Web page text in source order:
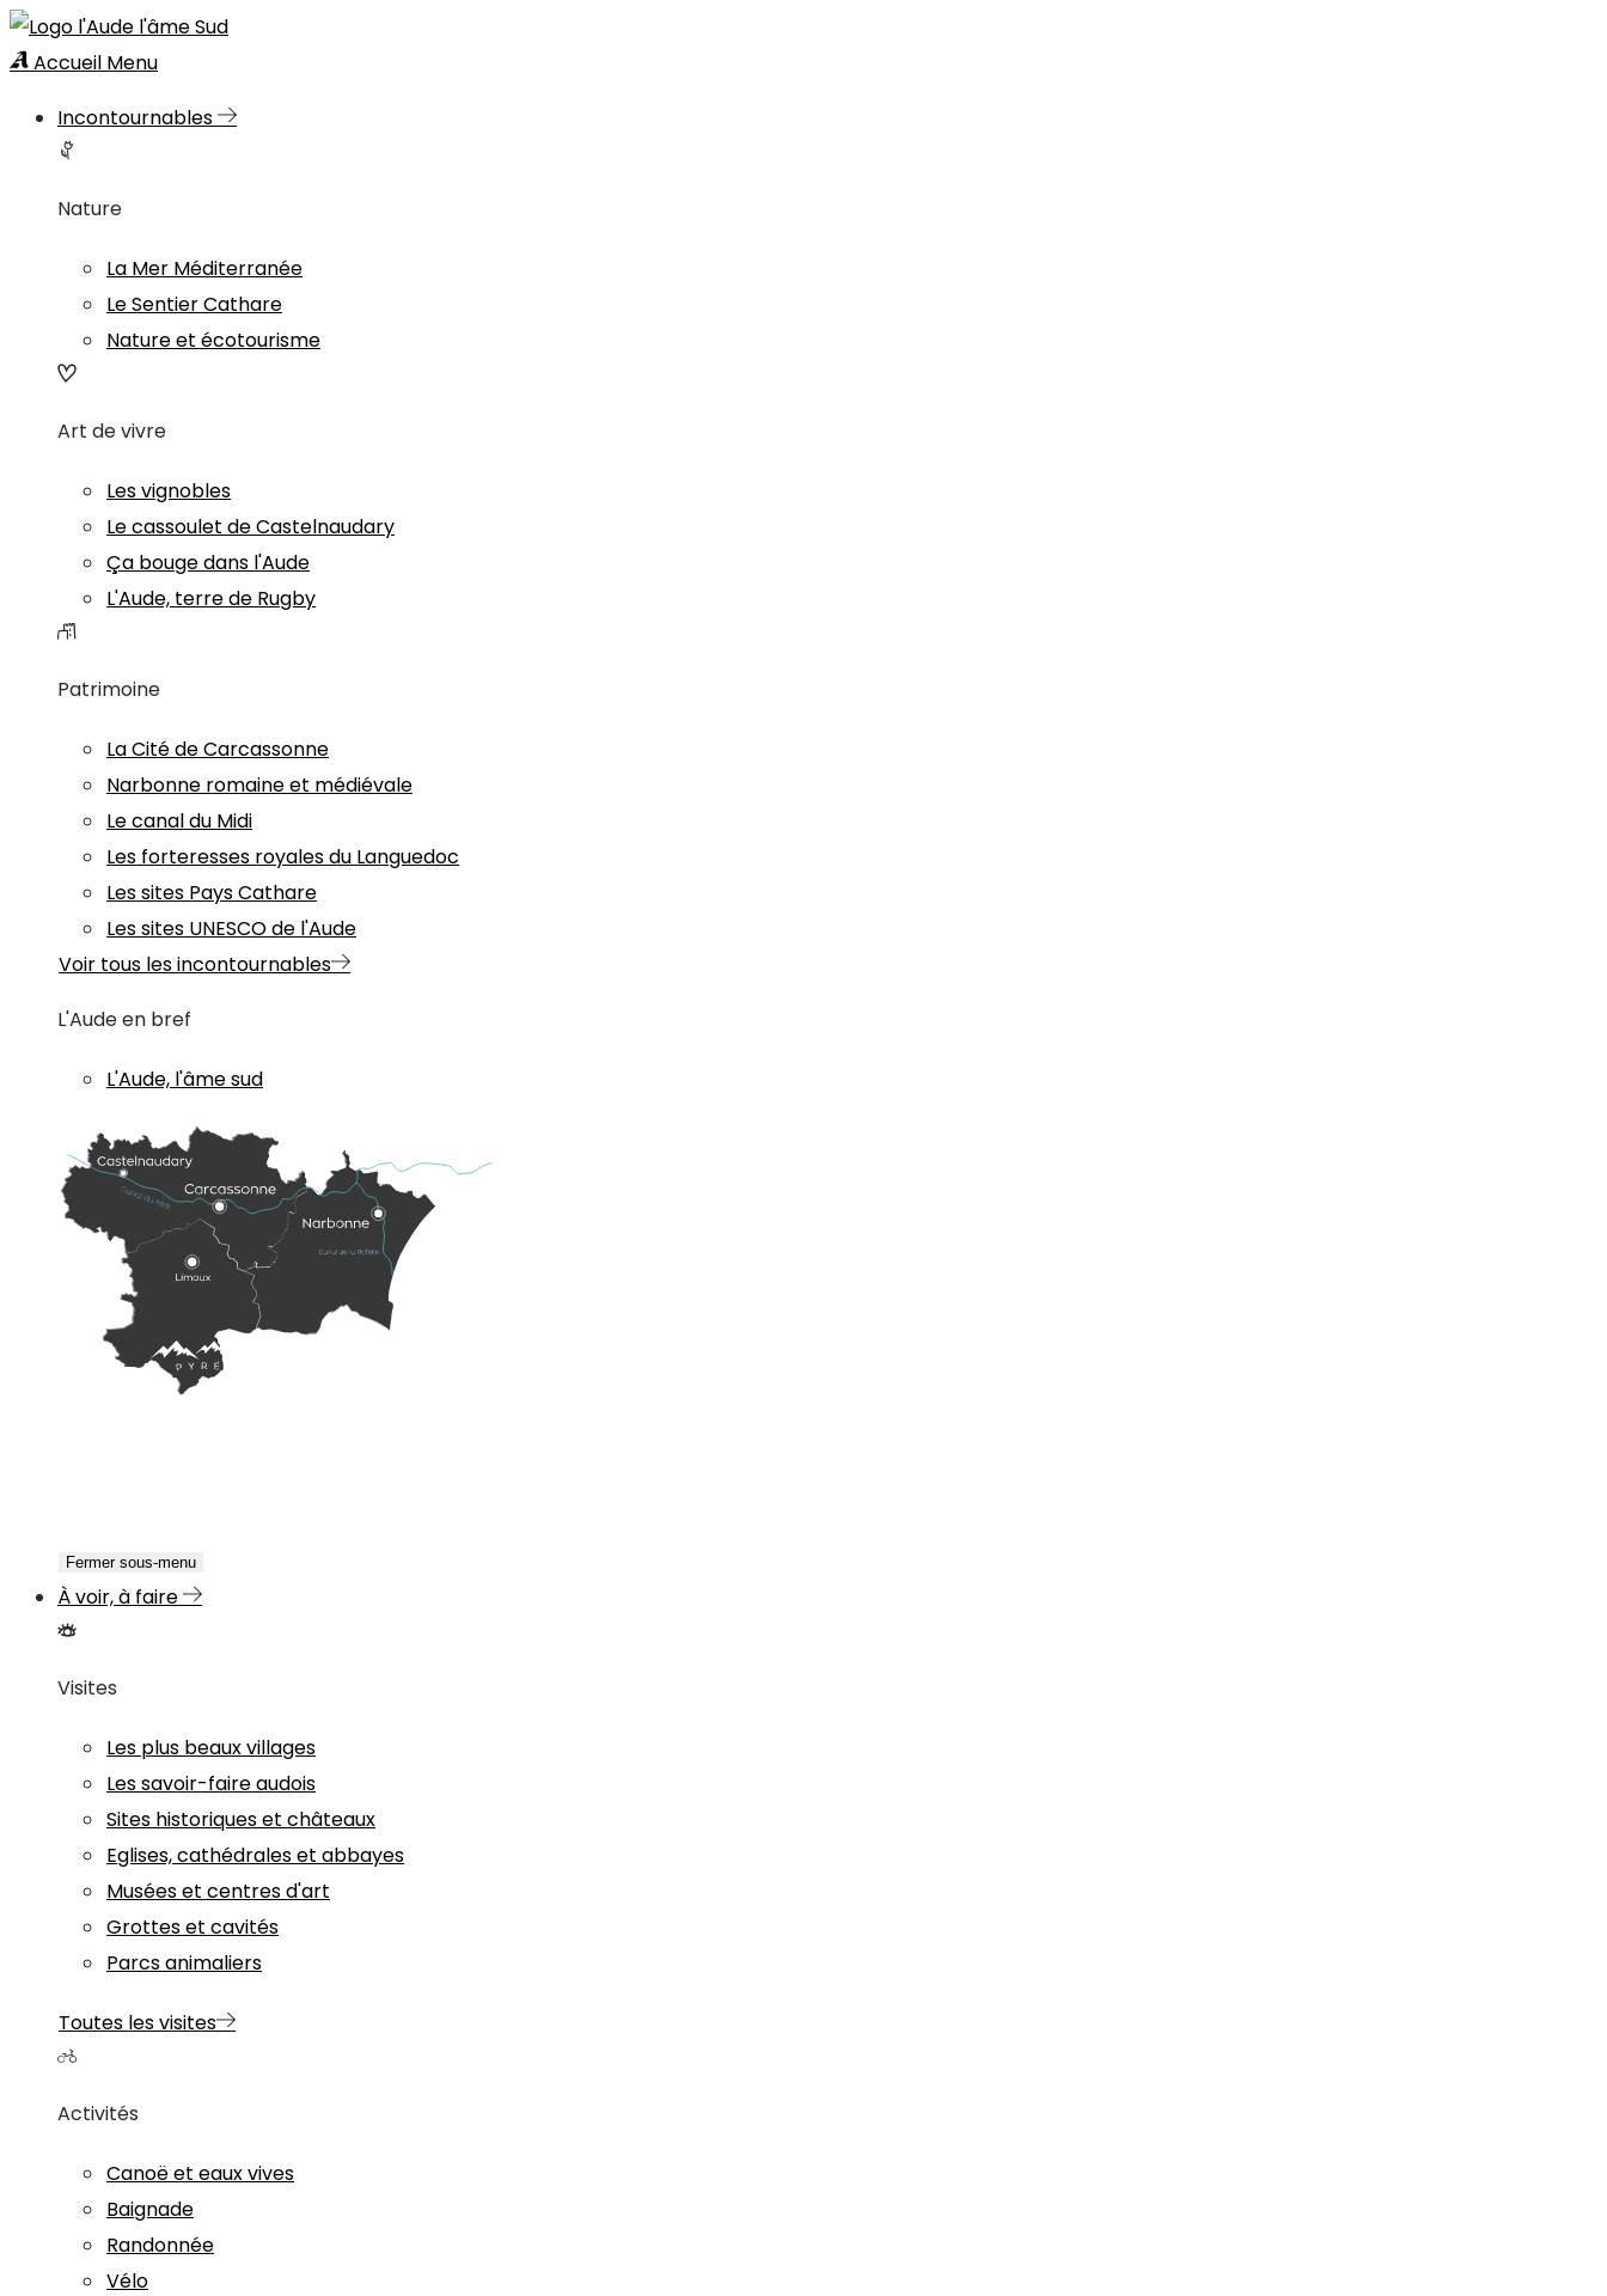
Accueil Menu
Incontournables
Nature
La Mer Méditerranée
Le Sentier Cathare
Nature et écotourisme
Art de vivre
Les vignobles
Le cassoulet de Castelnaudary
Ça bouge dans l'Aude
L'Aude, terre de Rugby
Patrimoine
La Cité de Carcassonne
Narbonne romaine et médiévale
Le canal du Midi
Les forteresses royales du Languedoc
Les sites Pays Cathare
Les sites UNESCO de l'Aude
Voir tous les incontournables
L'Aude en bref
L'Aude, l'âme sud
Fermer sous-menu
À voir, à faire
Visites
Les plus beaux villages
Les savoir-faire audois
Sites historiques et châteaux
Eglises, cathédrales et abbayes
Musées et centres d'art
Grottes et cavités
Parcs animaliers
Toutes les visites
Activités
Canoë et eaux vives
Baignade
Randonnée
Vélo